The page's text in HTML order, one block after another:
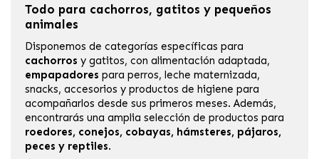
Todo para cachorros, gatitos y pequeños
animales
Disponemos de categorías específicas para
cachorros y gatitos, con alimentación adaptada,
empapadores para perros, leche maternizada,
snacks, accesorios y productos de higiene para
acompañarlos desde sus primeros meses. Además,
encontrarás una amplia selección de productos para
roedores, conejos, cobayas, hámsteres, pájaros,
peces y reptiles.